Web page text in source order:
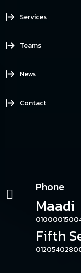
Services
Teams
News
Contact
Phone
Maadi
Fifth